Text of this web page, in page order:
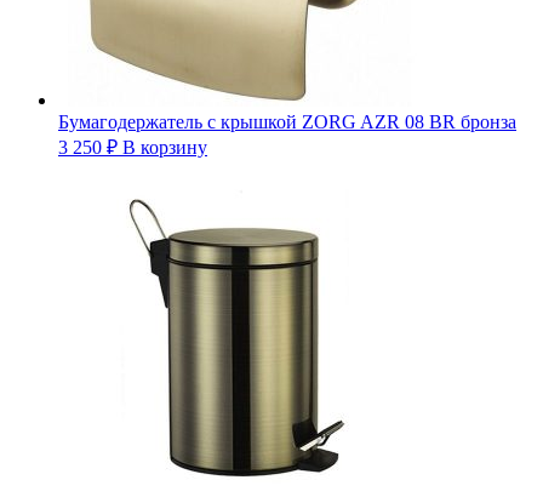
Бумагодержатель с крышкой ZORG AZR 08 BR бронза
3 250 ₽ В корзину